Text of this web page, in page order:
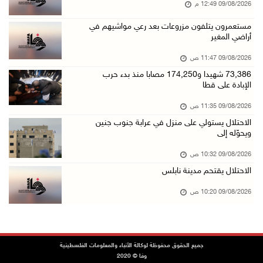
09/آب/2026 10:42 ص
الاحتلال يستولي على منزل في عرابة جنوب جنين و ...
09/آب/2026 10:32 ص
"التعليم العالي" تختتم تدريبا حول إعداد المبا ...
وفاة شابة متأثرة بإصابتها جراء حادث سير قرب ج ...
قوات الاحتلال تنصب حاجزا عسكريا عند مدخل قرية ...
09/08/2026 12:49 م
مستعمرون يتلفون مزروعات بعد رعي مواشيهم في
أراضي المغير
09/08/2026 11:47 ص
73,386 شهيدا و174,250 مصابا منذ بدء حرب
الإبادة على قطا
09/08/2026 11:35 ص
الاحتلال يستولي على منزل في عرابة جنوب جنين
ويحوّله إلى
09/08/2026 10:32 ص
الاحتلال يقتحم مدينة نابلس
09/08/2026 10:20 ص
جميع الحقوق محفوظة لوكالة الأنباء والمعلومات الفلسطينية
وفا © 2020